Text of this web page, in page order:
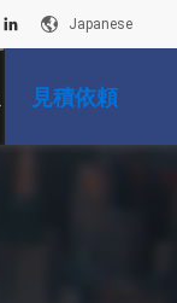
Japanese
見積依頼